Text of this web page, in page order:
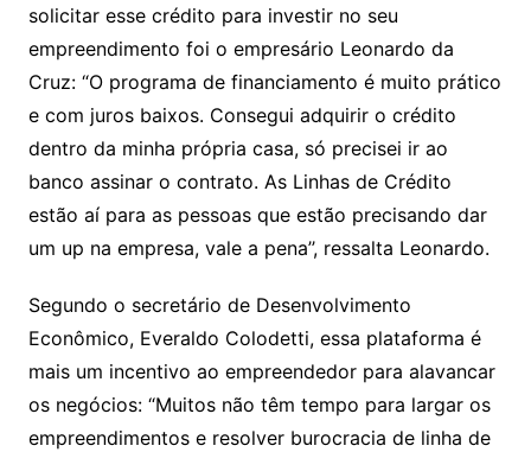
solicitar esse crédito para investir no seu
empreendimento foi o empresário Leonardo da
Cruz: “O programa de financiamento é muito prático
e com juros baixos. Consegui adquirir o crédito
dentro da minha própria casa, só precisei ir ao
banco assinar o contrato. As Linhas de Crédito
estão aí para as pessoas que estão precisando dar
um up na empresa, vale a pena’’, ressalta Leonardo.
Segundo o secretário de Desenvolvimento
Econômico, Everaldo Colodetti, essa plataforma é
mais um incentivo ao empreendedor para alavancar
os negócios: “Muitos não têm tempo para largar os
empreendimentos e resolver burocracia de linha de